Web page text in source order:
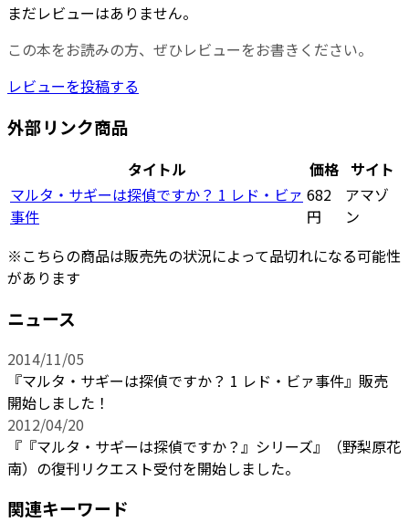
まだレビューはありません。
この本をお読みの方、ぜひレビューをお書きください。
レビューを投稿する
外部リンク商品
タイトル 価格 サイト
マルタ・サギーは探偵ですか？ 1 レド・ビァ
事件
682
円
アマゾ
ン
※こちらの商品は販売先の状況によって品切れになる可能性
があります
ニュース
2014/11/05
『マルタ・サギーは探偵ですか？ 1 レド・ビァ事件』販売
開始しました！
2012/04/20
『『マルタ・サギーは探偵ですか？』シリーズ』（野梨原花
南）の復刊リクエスト受付を開始しました。
関連キーワード